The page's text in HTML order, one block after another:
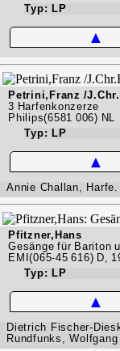
Typ: LP
▲
Petrini,Franz /
3 Harfenkonzerze
Philips(6581 006) NL
Typ: LP
▲
Annie Challan,
Pfitzner,Hans
Gesänge für Bariton
EMI(065-45 616) D,
Typ: LP
▲
Dietrich Fischer-
Rundfunks, Wolfgang